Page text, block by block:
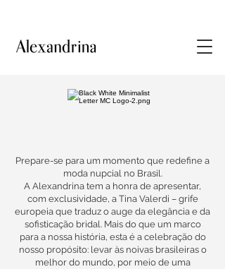
Prepare-se para um momento que redefine a
moda nupcial no Brasil.
A Alexandrina tem a honra de apresentar,
com exclusividade, a Tina Valerdi – grife
europeia que traduz o auge da elegância e da
sofisticação bridal. Mais do que um marco
para a nossa história, esta é a celebração do
nosso propósito: levar às noivas brasileiras o
melhor do mundo, por meio de uma